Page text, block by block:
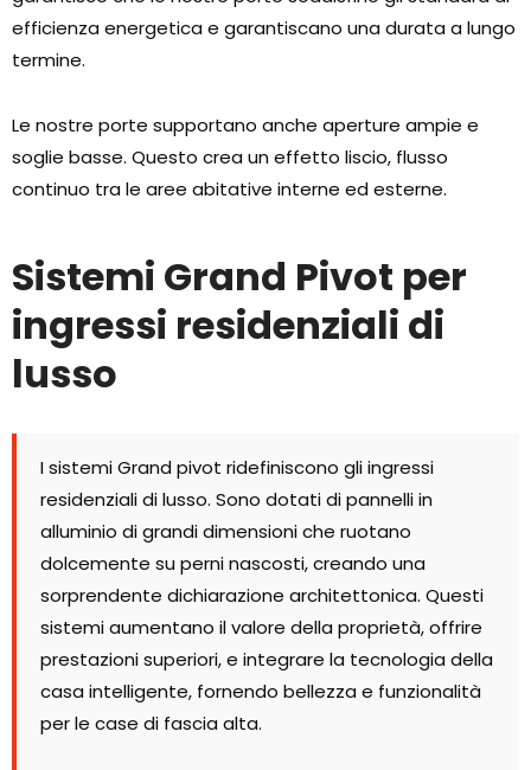
efficienza energetica e garantiscano una durata a lungo
termine.
Le nostre porte supportano anche aperture ampie e
soglie basse. Questo crea un effetto liscio, flusso
continuo tra le aree abitative interne ed esterne.
Sistemi Grand Pivot per
ingressi residenziali di
lusso
I sistemi Grand pivot ridefiniscono gli ingressi
residenziali di lusso. Sono dotati di pannelli in
alluminio di grandi dimensioni che ruotano
dolcemente su perni nascosti, creando una
sorprendente dichiarazione architettonica. Questi
sistemi aumentano il valore della proprietà, offrire
prestazioni superiori, e integrare la tecnologia della
casa intelligente, fornendo bellezza e funzionalità
per le case di fascia alta.